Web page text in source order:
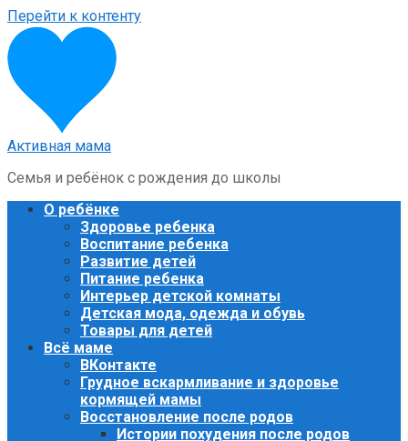
Перейти к контенту
Активная мама
Семья и ребёнок с рождения до школы
О ребёнке
Здоровье ребенка
Воспитание ребенка
Развитие детей
Питание ребенка
Интерьер детской комнаты
Детская мода, одежда и обувь
Товары для детей
Всё маме
ВКонтакте
Грудное вскармливание и здоровье
кормящей мамы
Восстановление после родов
Истории похудения после родов